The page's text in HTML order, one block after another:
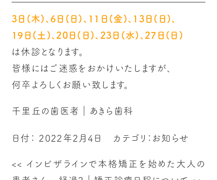
3日(木)、6日(日)、11日(金)、13日(日)、
19日(土)、20日(日)、23日(水)、27日(日)
は休診となります。
皆様にはご迷惑をおかけいたしますが、
何卒よろしくお願い致します。
千里丘の歯医者｜あきら歯科
日付： 2022年2月4日 カテゴリ： お知らせ
<< インビザラインで本格矯正を始めた大人の